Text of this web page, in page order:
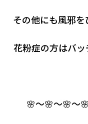
その他にも風邪
花粉症の方はバ
🌸～🌸～🌸～